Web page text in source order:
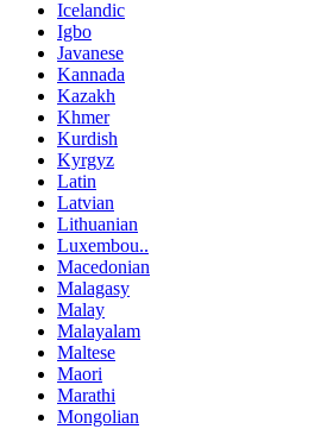
Icelandic
Igbo
Javanese
Kannada
Kazakh
Khmer
Kurdish
Kyrgyz
Latin
Latvian
Lithuanian
Luxembou..
Macedonian
Malagasy
Malay
Malayalam
Maltese
Maori
Marathi
Mongolian